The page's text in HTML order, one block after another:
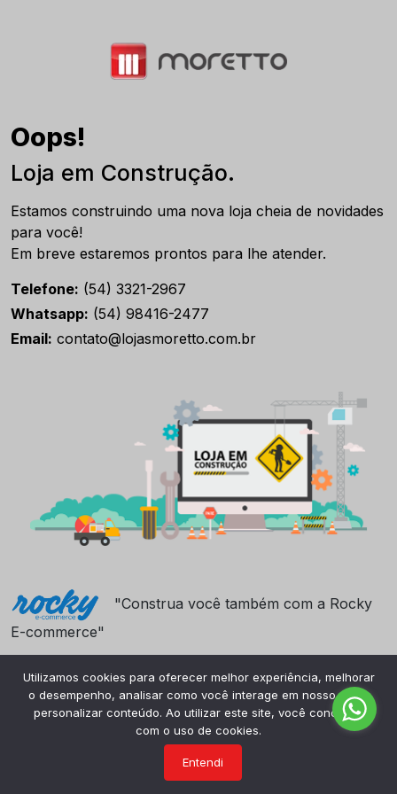
Oops!
Loja em Construção.
Estamos construindo uma nova loja cheia de novidades
para você!
Em breve estaremos prontos para lhe atender.
Telefone: (54) 3321-2967
Whatsapp: (54) 98416-2477
Email: contato@lojasmoretto.com.br
"Construa você também com a Rocky
E-commerce"
Utilizamos cookies para oferecer melhor experiência, melhorar
o desempenho, analisar como você interage em nosso site e
personalizar conteúdo. Ao utilizar este site, você concorda
com o uso de cookies.
Entendi